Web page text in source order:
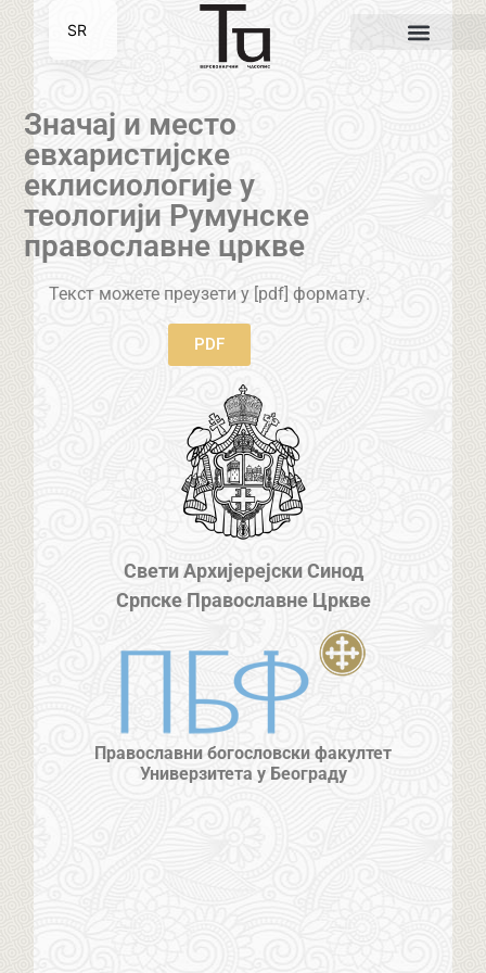
Значај и место
евхаристијске
еклисиологије у
теологији Румунске
православне цркве
Текст можете преузети у [pdf] формату.
PDF
Свети Архијерејски Синод
Српске Православне Цркве
Православни богословски факултет
Универзитета у Београду
SR
EN